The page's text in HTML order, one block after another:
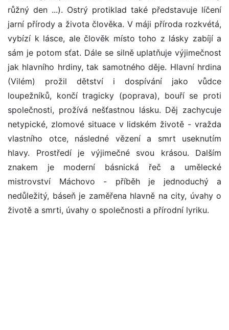
růžný den ...). Ostrý protiklad také představuje líčení
jarní přírody a života člověka. V máji příroda rozkvétá,
vybízí k lásce, ale člověk místo toho z lásky zabíjí a
sám je potom sťat. Dále se silně uplatňuje výjimečnost
jak hlavního hrdiny, tak samotného děje. Hlavní hrdina
(Vilém) prožil dětství i dospívání jako vůdce
loupežníků, končí tragicky (poprava), bouří se proti
společnosti, prožívá nešťastnou lásku. Děj zachycuje
netypické, zlomové situace v lidském životě - vražda
vlastního otce, následné vězení a smrt useknutím
hlavy. Prostředí je výjimečné svou krásou. Dalším
znakem je moderní básnická řeč a umělecké
mistrovství Máchovo - příběh je jednoduchý a
nedůležitý, báseň je zaměřena hlavně na city, úvahy o
životě a smrti, úvahy o společnosti a přírodní lyriku.